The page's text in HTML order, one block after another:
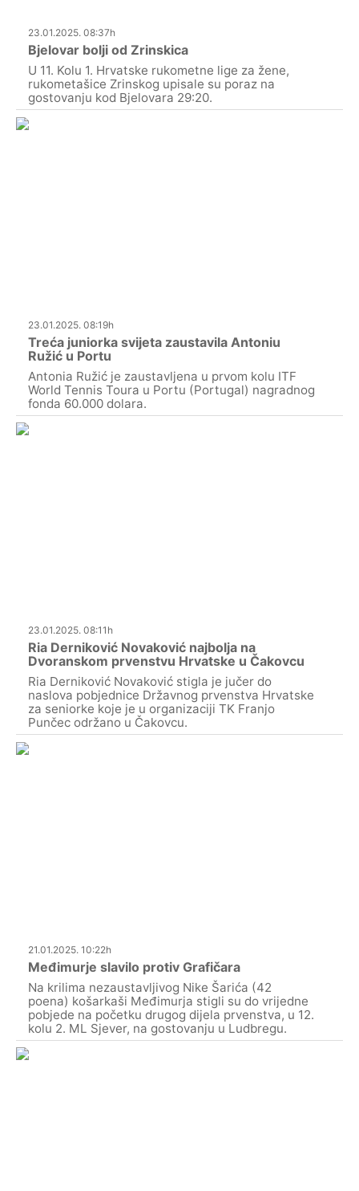
23.01.2025. 08:37h
Bjelovar bolji od Zrinskica
U 11. Kolu 1. Hrvatske rukometne lige za žene,
rukometašice Zrinskog upisale su poraz na
gostovanju kod Bjelovara 29:20.
23.01.2025. 08:19h
Treća juniorka svijeta zaustavila Antoniu
Ružić u Portu
Antonia Ružić je zaustavljena u prvom kolu ITF
World Tennis Toura u Portu (Portugal) nagradnog
fonda 60.000 dolara.
23.01.2025. 08:11h
Ria Derniković Novaković najbolja na
Dvoranskom prvenstvu Hrvatske u Čakovcu
Ria Derniković Novaković stigla je jučer do
naslova pobjednice Državnog prvenstva Hrvatske
za seniorke koje je u organizaciji TK Franjo
Punčec održano u Čakovcu.
21.01.2025. 10:22h
Međimurje slavilo protiv Grafičara
Na krilima nezaustavljivog Nike Šarića (42
poena) košarkaši Međimurja stigli su do vrijedne
pobjede na početku drugog dijela prvenstva, u 12.
kolu 2. ML Sjever, na gostovanju u Ludbregu.